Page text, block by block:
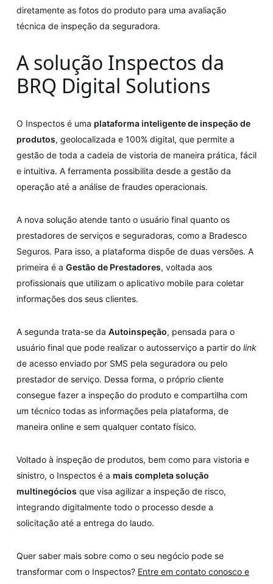
diretamente as fotos do produto para uma avaliação
técnica de inspeção da seguradora.
A solução Inspectos da
BRQ Digital Solutions
O Inspectos é uma plataforma inteligente de inspeção de
produtos, geolocalizada e 100% digital, que permite a
gestão de toda a cadeia de vistoria de maneira prática, fácil
e intuitiva. A ferramenta possibilita desde a gestão da
operação até a análise de fraudes operacionais.
A nova solução atende tanto o usuário final quanto os
prestadores de serviços e seguradoras, como a Bradesco
Seguros. Para isso, a plataforma dispõe de duas versões. A
primeira é a Gestão de Prestadores, voltada aos
profissionais que utilizam o aplicativo mobile para coletar
informações dos seus clientes.
A segunda trata-se da Autoinspeção, pensada para o
usuário final que pode realizar o autosserviço a partir do link
de acesso enviado por SMS pela seguradora ou pelo
prestador de serviço. Dessa forma, o próprio cliente
consegue fazer a inspeção do produto e compartilha com
um técnico todas as informações pela plataforma, de
maneira online e sem qualquer contato físico.
Voltado à inspeção de produtos, bem como para vistoria e
sinistro, o Inspectos é a mais completa solução
multinegócios que visa agilizar a inspeção de risco,
integrando digitalmente todo o processo desde a
solicitação até a entrega do laudo.
Quer saber mais sobre como o seu negócio pode se
transformar com o Inspectos? Entre em contato conosco e